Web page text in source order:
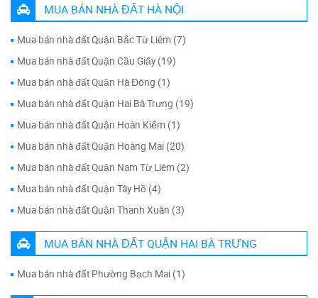
MUA BÁN NHÀ ĐẤT HÀ NỘI
Mua bán nhà đất Quận Bắc Từ Liêm (7)
Mua bán nhà đất Quận Cầu Giấy (19)
Mua bán nhà đất Quận Hà Đông (1)
Mua bán nhà đất Quận Hai Bà Trưng (19)
Mua bán nhà đất Quận Hoàn Kiếm (1)
Mua bán nhà đất Quận Hoàng Mai (20)
Mua bán nhà đất Quận Nam Từ Liêm (2)
Mua bán nhà đất Quận Tây Hồ (4)
Mua bán nhà đất Quận Thanh Xuân (3)
MUA BÁN NHÀ ĐẤT QUẬN HAI BÀ TRƯNG
Mua bán nhà đất Phường Bạch Mai (1)